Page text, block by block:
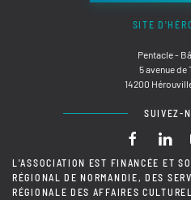
SITE
Pentacle -
5 avenue de
14200
SUIVEZ-
L'ASSOCIATION EST FINANCÉE ET
RÉGIONAL DE NORMANDIE, DES
RÉGIONALE DES AFFAIRES